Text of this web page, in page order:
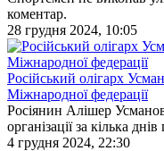
коментар.
28 грудня 2024, 10:05
Російський олігарх
Міжнародної федерації
Росіянин Алішер
організації за кілька
4 грудня 2024, 22:30